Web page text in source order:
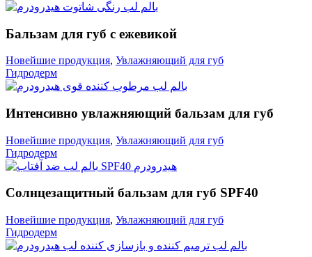
Бальзам для губ с ежевикой
Новейшие продукция, Увлажняющий для губ
Гидродерм
Интенсивно увлажняющий бальзам для губ
Новейшие продукция, Увлажняющий для губ
Гидродерм
Солнцезащитный бальзам для губ SPF40
Новейшие продукция, Увлажняющий для губ
Гидродерм